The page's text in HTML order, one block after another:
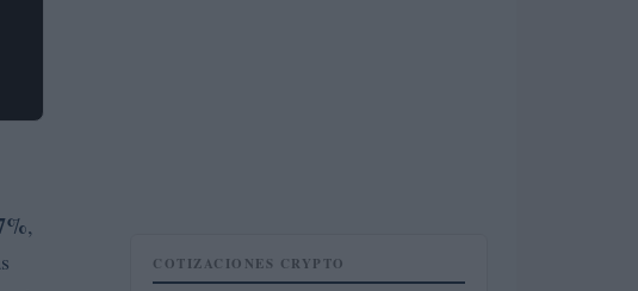
,
COTIZACIONES CRYPTO